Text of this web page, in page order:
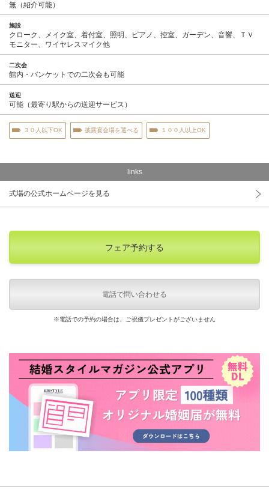
無（紹介可能）
施設
クローク、メイク室、着付室、照明、ピアノ、控室、ガーデン、音響、ＴＶ
モニター、ワイヤレスマイク他
二次会
館内・バンケットでの二次会も可能
送迎
可能（最寄り駅からの送迎サービス）
３０人以下OK 披露宴会場を選べる １００人以上OK
links
式場の公式ホームページを見る
フェア予約する
電話で問い合わせる
※電話での予約の場合は、ご祝儀プレゼントがございません